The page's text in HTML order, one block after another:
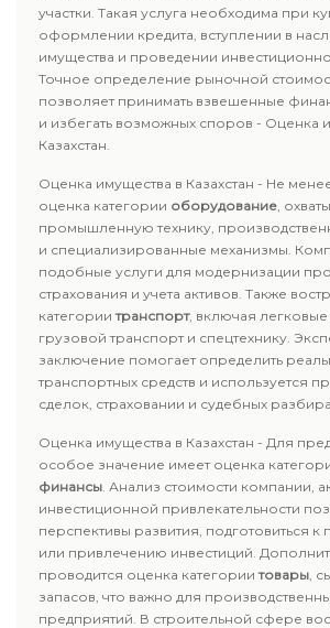
участки. Такая услуга необходима при
оформлении кредита, вступлении в
имущества и проведении
Точное определение рыночной
позволяет принимать взвешенные
и избегать возможных споров - Оценка
Казахстан.
Оценка имущества в Казахстан - Не
оценка категории оборудование,
промышленную технику,
и специализированные механизмы.
подобные услуги для модернизации
страхования и учета активов. Также
категориитранспорт, включая
грузовой транспорт и спецтехнику.
заключение помогает определить
транспортных средств и используется
сделок, страховании и судебных
Оценка имущества в Казахстан - Для
особое значение имеет оценка
финансы. Анализ стоимости компании,
инвестиционной привлекательности
перспективы развития, подготовиться
или привлечению инвестиций.
проводится оценка категориитовары,
запасов, что важно для
предприятий. В строительной сфере